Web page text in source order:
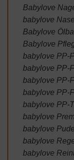
Babylove
babylove
Babylove
Babylove
babylove PP-
babylove PP-
babylove PP-
babylove PP-
babylove PP-
babylove
babylove
babylove
babylove